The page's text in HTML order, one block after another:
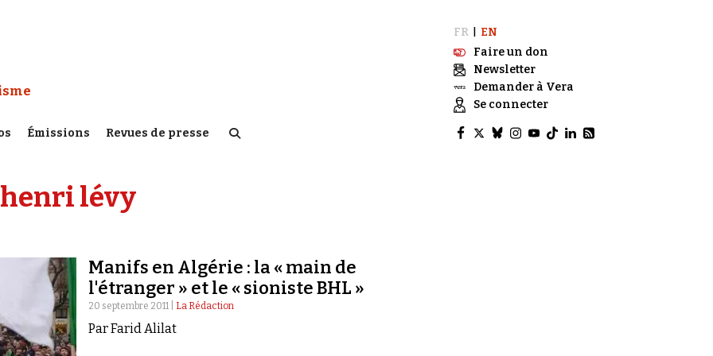
:
Émissions Revues de presse
FR
EN
Faire un don
Newsletter
Demander à Vera
Se connecter
lévy
Manifs en Algérie : la « main de
l'étranger » et le « sioniste BHL »
20 septembre 2011 | La Rédaction
Par Farid Alilat